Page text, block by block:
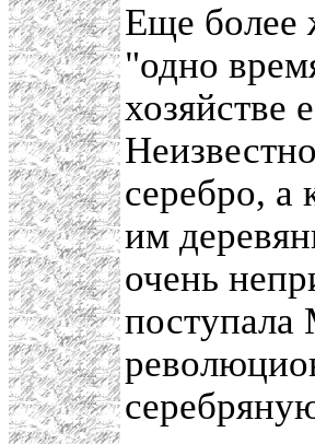
Еще более
"одно
хозяйстве
серебро, а
им
очень
поступала